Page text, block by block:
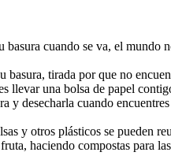
basura cuando se va, el mundo
basura, tirada por que no
llevar una bolsa de papel
y desecharla cuando
y otros plásticos se pueden
haciendo compostas para las